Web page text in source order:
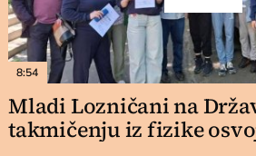
8:54
Mladi Lozničani na
takmičenju iz fizike